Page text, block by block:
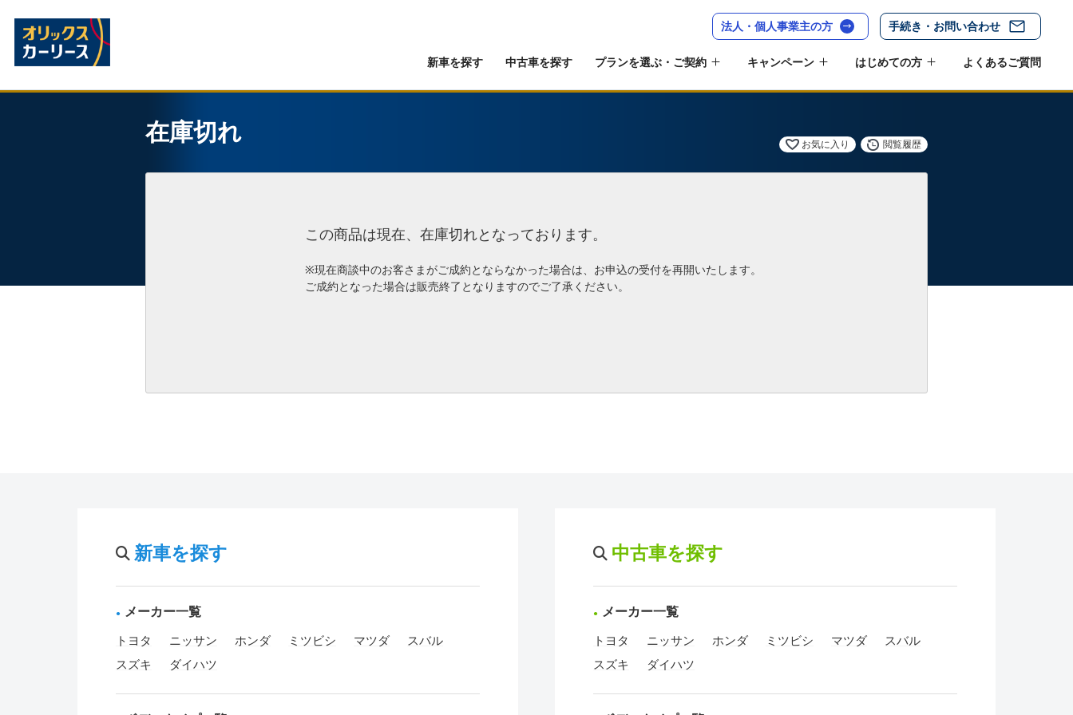
法人・個人事業主の方 手続き・お問い合わせ
新車を探す 中古車を探す プランを選ぶ・ご契約 キャンペーン はじめての方 よくあるご質問
在庫切れ お気に入り 閲覧履歴
この商品は現在、在庫切れとなっております。
※現在商談中のお客さまがご成約とならなかった場合は、お申込の受付を再開いたします。
ご成約となった場合は販売終了となりますのでご了承ください。
新車を探す
メーカー一覧
トヨタ ニッサン ホンダ ミツビシ マツダ
スバル
スズキ
ダイハツ
中古車を探す
メーカー一覧
トヨタ ニッサン ホンダ ミツビシ マツダ
スバル
スズキ
ダイハツ